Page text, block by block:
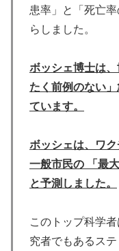
患率」と「死亡
らしました。
ボッシェ博士は
たく前例のない
ています。
ボッシェは、ワク
一般市民の 「最
と予測しました。
このトップ科学
究者でもあるス